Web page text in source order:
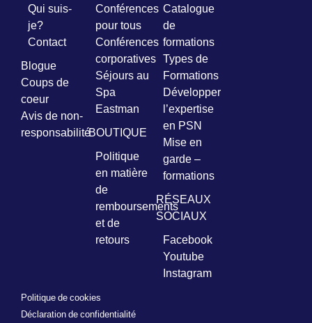
Qui suis-
je?
Contact
Blogue
Coups de
coeur
Avis de non-
responsabilité
Conférences
pour tous
Conférences
corporatives
Séjours au
Spa
Eastman
BOUTIQUE
Politique
en matière
de
remboursements
et de
retours
Catalogue
de
formations
Types de
Formations
Développer
l’expertise
en PSN
Mise en
garde –
formations
RÉSEAUX
SOCIAUX
Facebook
Youtube
Instagram
Politique de cookies
Déclaration de confidentialité